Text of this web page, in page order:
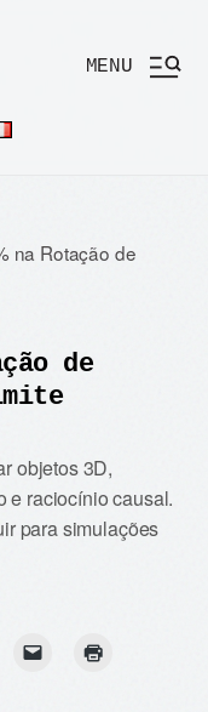
MENU
na Rotação de
de
objetos 3D,
e raciocínio causal.
para simulações